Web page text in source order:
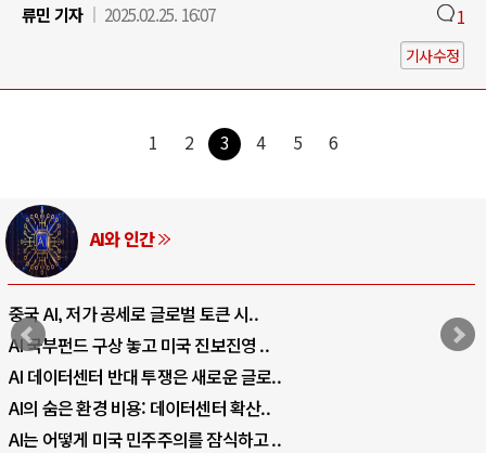
류민 기자
2025.02.25. 16:07 1
기사수정
1 2 3 4 5 6
AI와 인간
중국 AI, 저가 공세로 글로벌 토큰 시..
AI 국부펀드 구상 놓고 미국 진보진영 ..
AI 데이터센터 반대 투쟁은 새로운 글로..
AI의 숨은 환경 비용: 데이터센터 확산..
AI는 어떻게 미국 민주주의를 잠식하고 ..